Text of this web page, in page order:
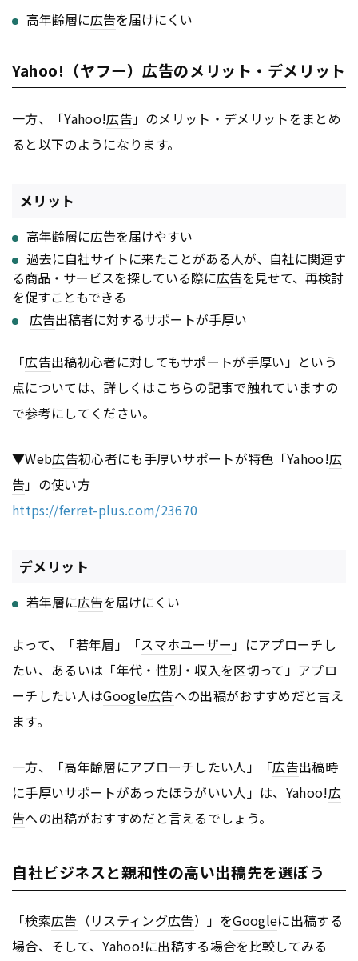
高年齢層に広告を届けにくい
Yahoo!（ヤフー）広告のメリット・デメリット
一方、「Yahoo!広告 」のメリット・デメリットをまとめ
ると以下のようになります。
メリット
高年齢層に広告を届けやすい
過去に自社サイトに来たことがある人が、自社に関連す
る商品・サービスを探している際に広告を見せて、再検討
を促すこともできる
広告出稿者に対するサポートが手厚い
「広告出稿初心者に対してもサポートが手厚い」という
点については、詳しくはこちらの記事で触れていますの
で参考にしてください。
▼Web広告初心者にも手厚いサポートが特色「Yahoo!広
告」の使い方
https://ferret-plus.com/23670
デメリット
若年層に広告を届けにくい
よって、「若年層」「スマホユーザー」にアプローチし
たい、あるいは「年代・性別・収入を区切って」アプロ
ーチしたい人はGoogle広告への出稿がおすすめだと言え
ます。
一方、「高年齢層にアプローチしたい人」「広告出稿時
に手厚いサポートがあったほうがいい人」は、Yahoo!広
告への出稿がおすすめだと言えるでしょう。
自社ビジネスと親和性の高い出稿先を選ぼう
「検索広告 （リスティング広告）」をGoogleに出稿する
場合、そして、Yahoo!に出稿する場合を比較してみる